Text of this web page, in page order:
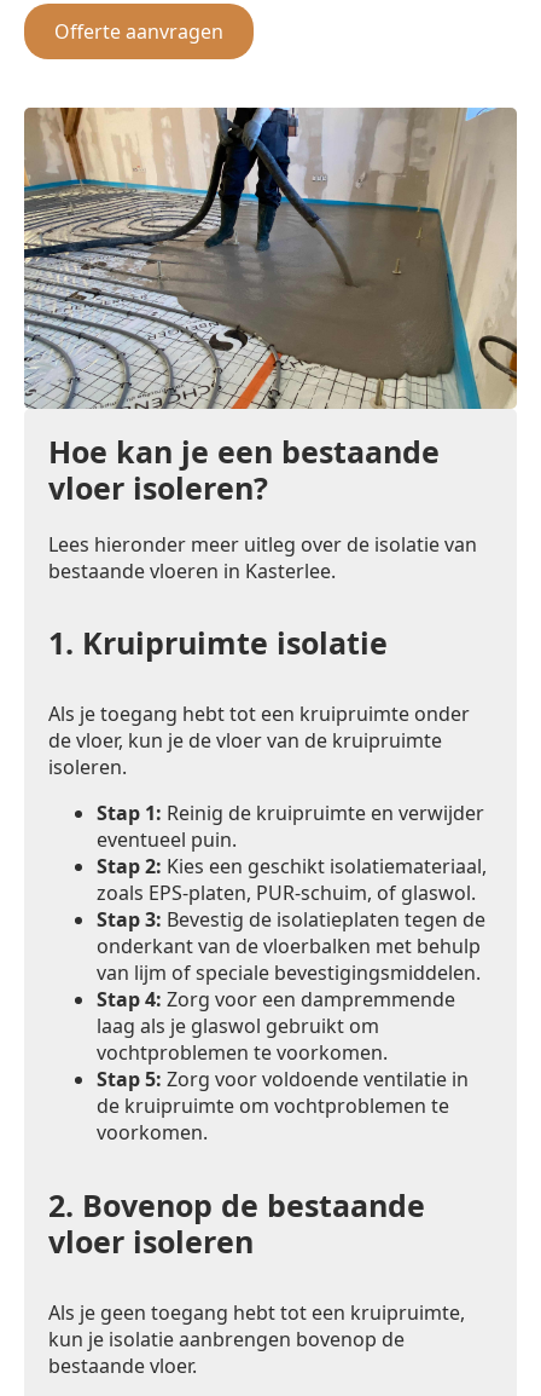
Offerte aanvragen
Hoe kan je een bestaande
vloer isoleren?
Lees hieronder meer uitleg over de isolatie van
bestaande vloeren in Kasterlee.
1. Kruipruimte isolatie
Als je toegang hebt tot een kruipruimte onder
de vloer, kun je de vloer van de kruipruimte
isoleren.
Stap 1: Reinig de kruipruimte en verwijder
eventueel puin.
Stap 2: Kies een geschikt isolatiemateriaal,
zoals EPS-platen, PUR-schuim, of glaswol.
Stap 3: Bevestig de isolatieplaten tegen de
onderkant van de vloerbalken met behulp
van lijm of speciale bevestigingsmiddelen.
Stap 4: Zorg voor een dampremmende
laag als je glaswol gebruikt om
vochtproblemen te voorkomen.
Stap 5: Zorg voor voldoende ventilatie in
de kruipruimte om vochtproblemen te
voorkomen.
2. Bovenop de bestaande
vloer isoleren
Als je geen toegang hebt tot een kruipruimte,
kun je isolatie aanbrengen bovenop de
bestaande vloer.